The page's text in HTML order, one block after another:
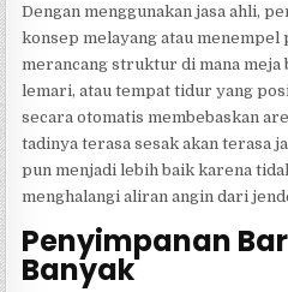
Dengan menggunakan jasa ahli,
konsep melayang atau menempel
merancang struktur di mana meja
lemari, atau tempat tidur yang
secara otomatis membebaskan
tadinya terasa sesak akan terasa
pun menjadi lebih baik karena
menghalangi aliran angin dari
Penyimpanan
Banyak